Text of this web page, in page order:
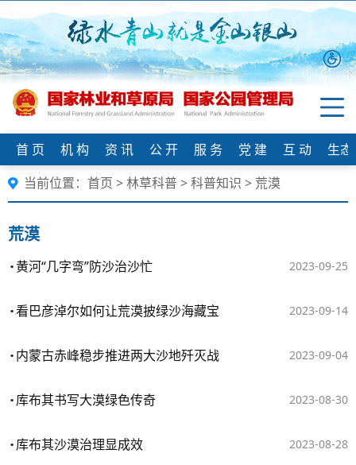
首 页 机 构 资 讯 公 开 服 务 党 建 互 动
生
当前位置： 首页 >林草科普>科普知识 > 荒漠
荒漠
2023-09-25
黄河“几字弯”防沙治沙忙
2023-09-14
看巴彦淖尔如何让荒漠披绿沙海藏宝
2023-09-04
内蒙古赤峰稳步推进两大沙地歼灭战
2023-08-30
库布其书写大漠绿色传奇
2023-08-28
库布其沙漠治理显成效